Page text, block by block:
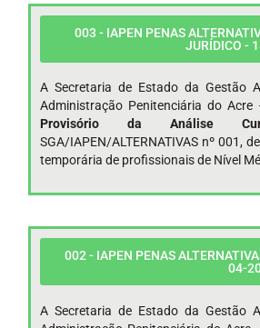
003 - IAPEN PENAS
JURÍDICO -
A Secretaria de Estado da Gestão
Administração Penitenciária do
Provisório da Análise
SGA/IAPEN/ALTERNATIVAS nº 001,
temporária de profissionais de Nível
002 - IAPEN PENAS
04-
A Secretaria de Estado da Gestão